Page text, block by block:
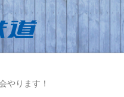
やります！